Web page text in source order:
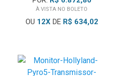
À VISTA NO BOLETO
OU 12XDE R$ 634,02